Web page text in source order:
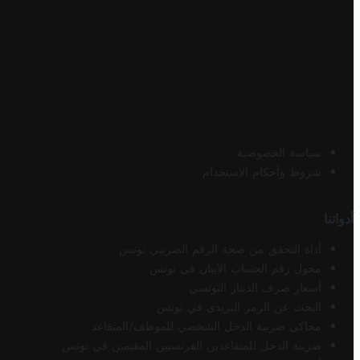
سياسة الخصوصية
شروط وأحكام الاستخدام
أدواتنا
أداة التحقق من صحة الرقم الضريبي تونس
محول رقم الحساب الآيبان في تونس
أسعار صرف الدينار التونسي
البحث عن الرمز البريدي في تونس
محاكي ضريبة الدخل الشخصي للموظف/المتقاعد
ضريبة الدخل للمتقاعدين الفرنسيين المقيمين في تونس